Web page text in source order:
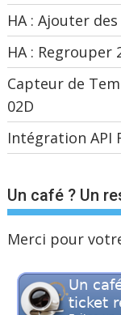
HA : Ajouter
HA : Regrouper
Capteur de
02D
Intégration API
Un café ? Un
Merci pour